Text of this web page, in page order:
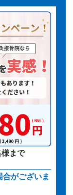
まで
がございま